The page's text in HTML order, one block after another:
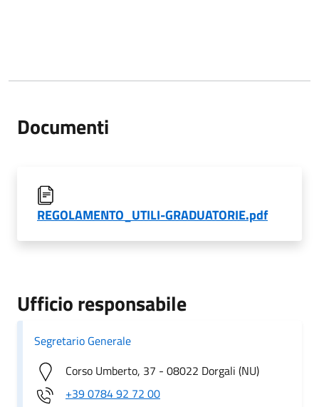
Documenti
REGOLAMENTO_UTILI-GRADUATORIE.pdf
Ufficio responsabile
Segretario Generale
Corso Umberto, 37 - 08022 Dorgali (NU)
+39 0784 92 72 00